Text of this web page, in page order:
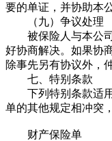
要的单证，并协助本
（九）争议处理
被保险人与本公司
好协商解决。如果协
除事先另有协议外，
七、特别条款
下列特别条款适用
单的其他规定相冲突
财产保险单